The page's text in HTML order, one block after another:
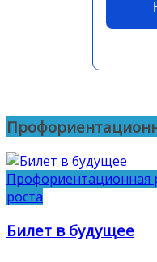
Профориентационная
роста
Билет в будущее